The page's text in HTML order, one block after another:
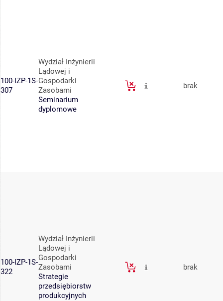
100-IZP-1S-
307
Wydział Inżynierii
Lądowej i
Gospodarki
Zasobami
Seminarium
dyplomowe
brak
100-IZP-1S-
322
Wydział Inżynierii
Lądowej i
Gospodarki
Zasobami
Strategie
przedsiębiorstw
produkcyjnych
brak